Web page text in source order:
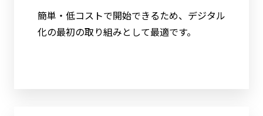
簡単・低コストで開始できるため、デジタル
化の最初の取り組みとして最適です。